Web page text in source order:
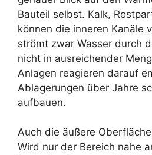
Bauteil selbst. Kalk,
können die inneren Kanäle
strömt zwar Wasser durch
nicht in ausreichender
Anlagen reagieren darauf
Ablagerungen über Jahre
aufbauen.
Auch die äußere
Wird nur der Bereich nahe